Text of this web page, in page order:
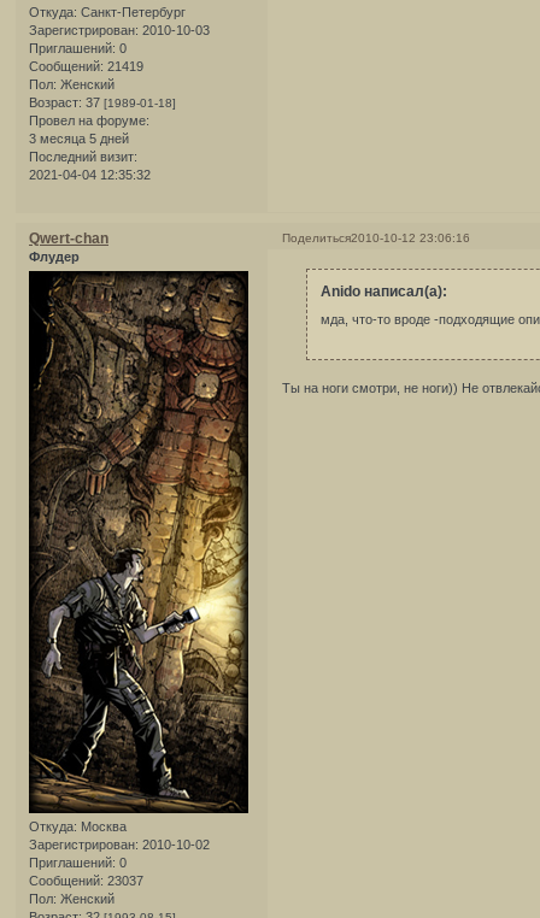
Откуда: Санкт-Петербург
Зарегистрирован: 2010-10-03
Приглашений: 0
Сообщений: 21419
Пол: Женский
Возраст: 37 [1989-01-18]
Провел на форуме:
3 месяца 5 дней
Последний визит:
2021-04-04 12:35:32
Поделиться2010-10-12 23:06:16
Qwert-chan
Флудер
Откуда: Москва
Зарегистрирован: 2010-10-02
Приглашений: 0
Сообщений: 23037
Пол: Женский
Anido написал(а):
мда, что-то вроде -подходящие
Ты на ноги смотри, не ноги)) Не